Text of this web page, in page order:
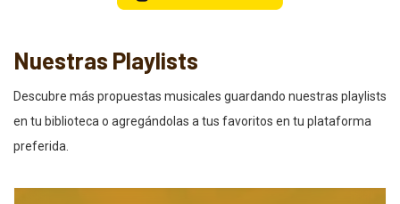
Nuestras Playlists
Descubre más propuestas musicales guardando nuestras playlists
en tu biblioteca o agregándolas a tus favoritos en tu plataforma
preferida.